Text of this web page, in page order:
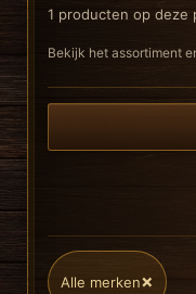
1 producten op deze
Bekijk het assortiment
Alle merken×